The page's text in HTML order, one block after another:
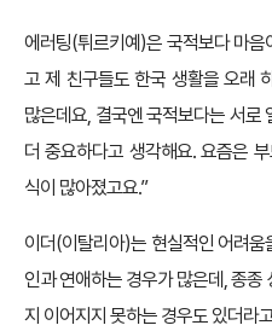
에러팅(튀르키예)은 국적보다 마음
고 제 친구들도 한국 생활을 오래
많은데요, 결국엔 국적보다는 서로
더 중요하다고 생각해요. 요즘은
식이 많아졌고요.”
이더(이탈리아)는 현실적인 어려
인과 연애하는 경우가 많은데, 종
지 이어지지 못하는 경우도 있더라